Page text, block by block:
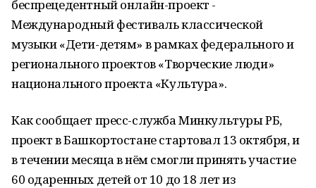
беспрецедентный онлайн-проект -
Международный фестиваль классической
музыки «Дети-детям» в рамках федерального и
регионального проектов «Творческие люди»
национального проекта «Культура».
Как сообщает пресс-служба Минкультуры РБ,
проект в Башкортостане стартовал 13 октября, и
в течении месяца в нём смогли принять участие
60 одаренных детей от 10 до 18 лет из